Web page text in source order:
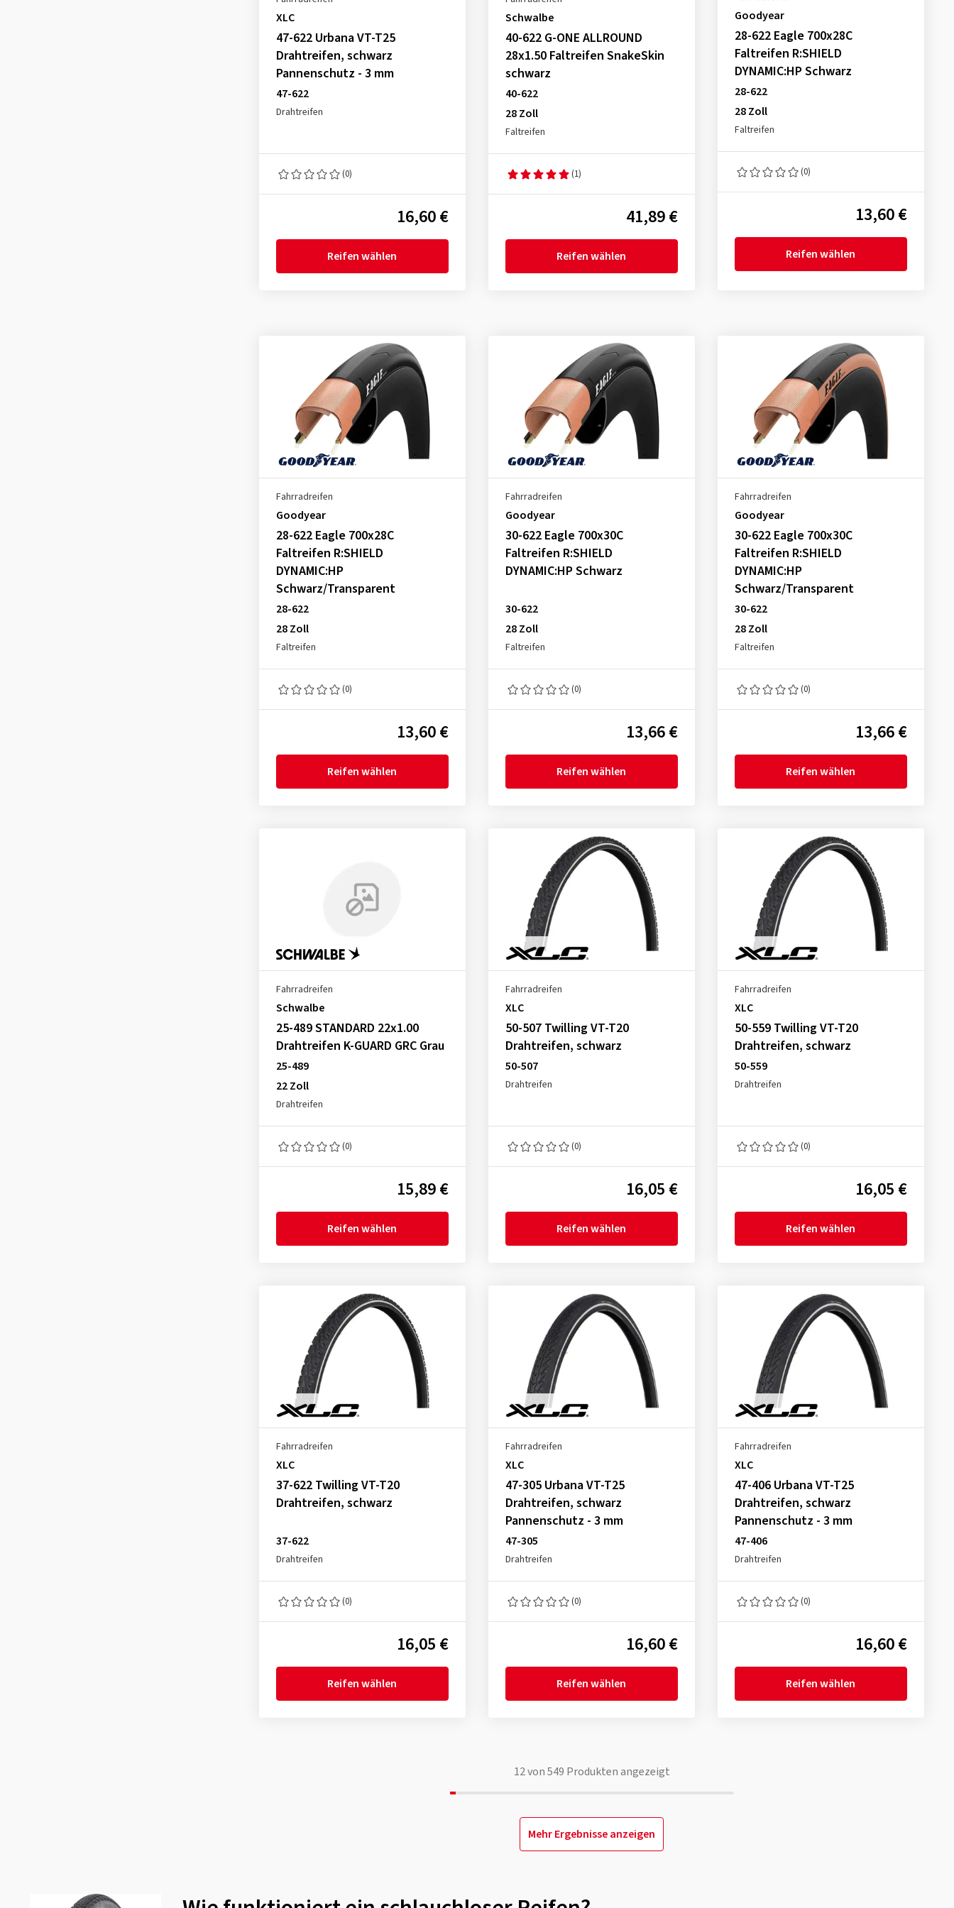
XLC
47-622 Urbana VT-T25
Drahtreifen, schwarz
Pannenschutz - 3 mm
47-622
Drahtreifen
(0)
16,60 €
Reifen wählen
Schwalbe
40-622 G-ONE ALLROUND
28x1.50 Faltreifen SnakeSkin
schwarz
40-622
28 Zoll
Faltreifen
(1)
41,89 €
Reifen wählen
Goodyear
28-622 Eagle 700x28C
Faltreifen R:SHIELD
DYNAMIC:HP Schwarz
28-622
28 Zoll
Faltreifen
(0)
13,60 €
Reifen wählen
Fahrradreifen
Goodyear
28-622 Eagle 700x28C
Faltreifen R:SHIELD
DYNAMIC:HP
Schwarz/Transparent
28-622
28 Zoll
Faltreifen
(0)
13,60 €
Reifen wählen
Fahrradreifen
Goodyear
30-622 Eagle 700x30C
Faltreifen R:SHIELD
DYNAMIC:HP Schwarz
30-622
28 Zoll
Faltreifen
(0)
13,66 €
Reifen wählen
Fahrradreifen
Goodyear
30-622 Eagle 700x30C
Faltreifen R:SHIELD
DYNAMIC:HP
Schwarz/Transparent
30-622
28 Zoll
Faltreifen
(0)
13,66 €
Reifen wählen
Fahrradreifen
Schwalbe
25-489 STANDARD 22x1.00
Drahtreifen K-GUARD GRC Grau
25-489
22 Zoll
Drahtreifen
(0)
15,89 €
Reifen wählen
Fahrradreifen
XLC
50-507 Twilling VT-T20
Drahtreifen, schwarz
50-507
Drahtreifen
(0)
16,05 €
Reifen wählen
Fahrradreifen
XLC
50-559 Twilling VT-T20
Drahtreifen, schwarz
50-559
Drahtreifen
(0)
16,05 €
Reifen wählen
Fahrradreifen
XLC
37-622 Twilling VT-T20
Drahtreifen, schwarz
37-622
Drahtreifen
(0)
16,05 €
Reifen wählen
Fahrradreifen
XLC
47-305 Urbana VT-T25
Drahtreifen, schwarz
Pannenschutz - 3 mm
47-305
Drahtreifen
(0)
16,60 €
Reifen wählen
Fahrradreifen
XLC
47-406 Urbana VT-T25
Drahtreifen, schwarz
Pannenschutz - 3 mm
47-406
Drahtreifen
(0)
16,60 €
Reifen wählen
12von549 Produkten angezeigt
Mehr Ergebnisse anzeigen